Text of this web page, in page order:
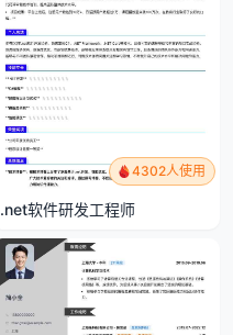
4302人使用
.net软件研发工程师